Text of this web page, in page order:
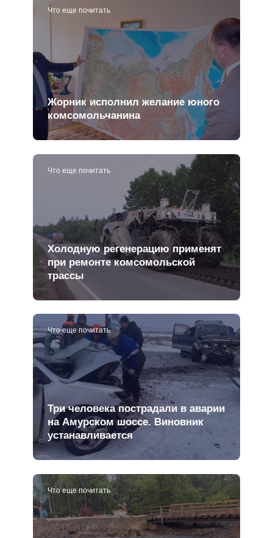
Что еще почитать
Жорник исполнил желание юного
комсомольчанина
Что еще почитать
Холодную регенерацию применят
при ремонте комсомольской
трассы
Что еще почитать
Три человека пострадали в аварии
на Амурском шоссе. Виновник
устанавливается
Что еще почитать